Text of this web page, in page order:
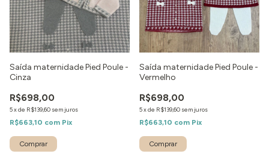
Saída maternidade Pied Poule -
Cinza
R$698,00
5xde R$139,60 sem juros
R$663,10 com Pix
Comprar
Saída maternidade Pied Poule -
Vermelho
R$698,00
5xde R$139,60 sem juros
R$663,10 com Pix
Comprar